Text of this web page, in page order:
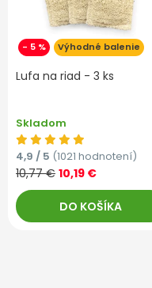
- 5 % Výhodné balenie
Lufa na riad - 3 ks
Skladom
4,9 / 5 (1021 hodnotení)
10,77 € 10,19 €
DO KOŠÍKA